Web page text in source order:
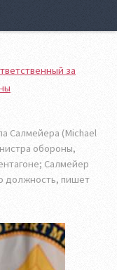
за
Салмейера (Michael
обороны,
Салмейер
должность, пишет